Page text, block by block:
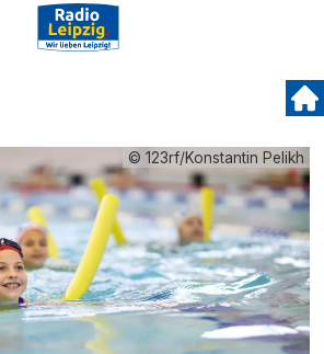
© 123rf/Konstantin Pelikh